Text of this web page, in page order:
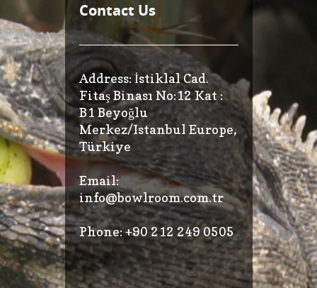
Contact Us
Address: İstiklal Cad.
Fitaş Binası No:12 Kat :
B1 Beyoğlu
Merkez/Istanbul Europe,
Türkiye
Email:
info@bowlroom.com.tr
Phone: +90 212 249 0505